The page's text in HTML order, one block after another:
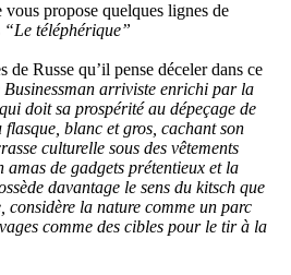
propose quelques lignes de
“Le téléphérique”
de Russe qu’il pense déceler dans ce
Businessman arriviste enrichi par la
doit sa prospérité au dépeçage de
blanc et gros, cachant son
culturelle sous des vêtements
amas de gadgets prétentieux et la
davantage le sens du kitsch que
considère la nature comme un parc
comme des cibles pour le tir à la